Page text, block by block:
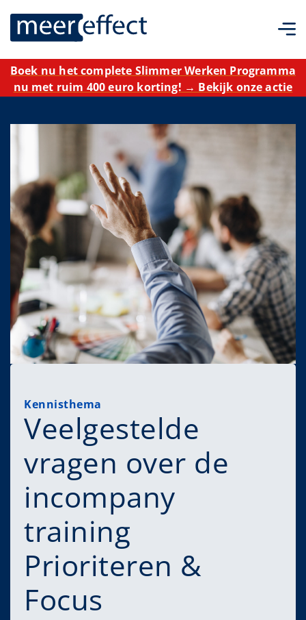
Boek nu het complete Slimmer Werken Programma
nu met ruim 400 euro korting! → Bekijk onze actie
Kennisthema
Veelgestelde
vragen over de
incompany
training
Prioriteren &
Focus